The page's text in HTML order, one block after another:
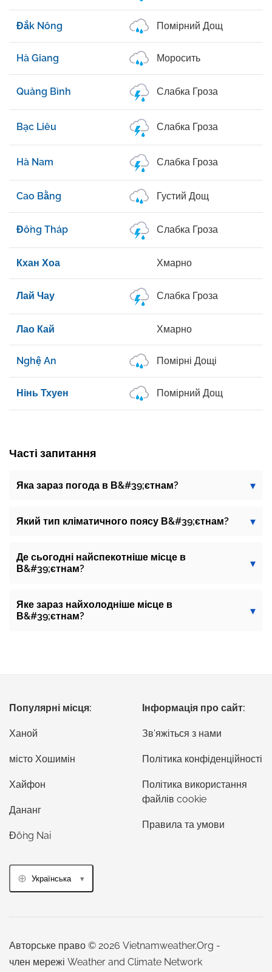
Đắk Nông Помірний Дощ
Hà Giang Моросить
Quảng Bình Слабка Гроза
Bạc Liêu Слабка Гроза
Hà Nam Слабка Гроза
Cao Bằng Густий Дощ
Đồng Tháp Слабка Гроза
Кхан Хоа Хмарно
Лай Чау Слабка Гроза
Лао Кай Хмарно
Nghệ An Помірні Дощі
Нінь Тхуен Помірний Дощ
Часті запитання
Яка зараз погода в В&#39;єтнам?
Який тип кліматичного поясу В&#39;єтнам?
Де сьогодні найспекотніше місце в
В&#39;єтнам?
Яке зараз найхолодніше місце в
В&#39;єтнам?
Популярні місця:
Ханой
місто Хошимін
Хайфон
Дананг
Đồng Nai
Інформація про сайт:
Зв'яжіться з нами
Політика конфіденційності
Політика використання
файлів cookie
Правила та умови
Українська
Авторське право © 2026 Vietnamweather.Org -
член мережі Weather and Climate Network